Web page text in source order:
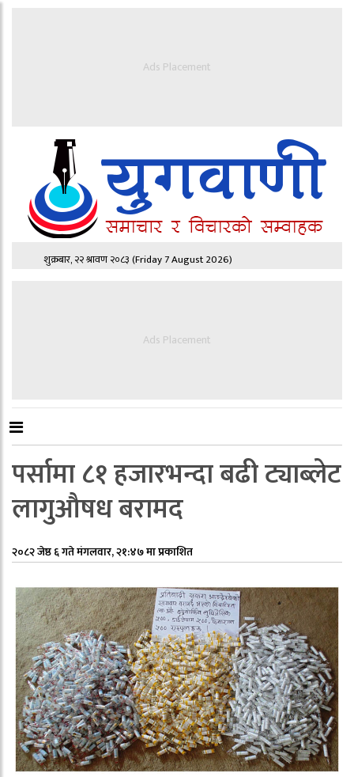
Ads Placement
शुक्रबार, २२ श्रावण २०८३(Friday 7 August 2026)
Ads Placement
पर्सामा ८१ हजारभन्दा बढी ट्याब्लेट
लागुऔषध बरामद
२०८२ जेष्ठ ६ गते मंगलवार, २१:४७ मा प्रकाशित